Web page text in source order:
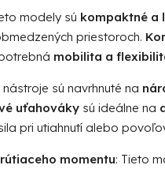
k
y
v
ý
p
i
s
modely sú kompaktné a
priestoroch.
mobilita a
nástroje sú navrhnuté na
uťahováky sú ideálne na
pri utiahnutí alebo
momentu: Tieto